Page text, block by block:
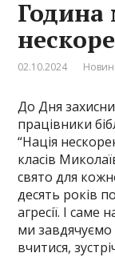
Година
02.10.2024
До Дня
працівники
“Нація
класів
свято для
десять років
агресії. І
ми
вчитися,